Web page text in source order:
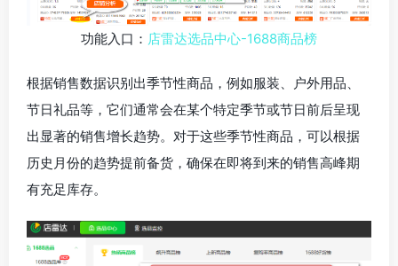
功能入口： 店雷达选品中心-1688商品榜
根据销售数据识别出季节性商品，例如服装、户外用品、
节日礼品等，它们通常会在某个特定季节或节日前后呈现
出显著的销售增长趋势。对于这些季节性商品，可以根据
历史月份的趋势提前备货，确保在即将到来的销售高峰期
有充足库存。